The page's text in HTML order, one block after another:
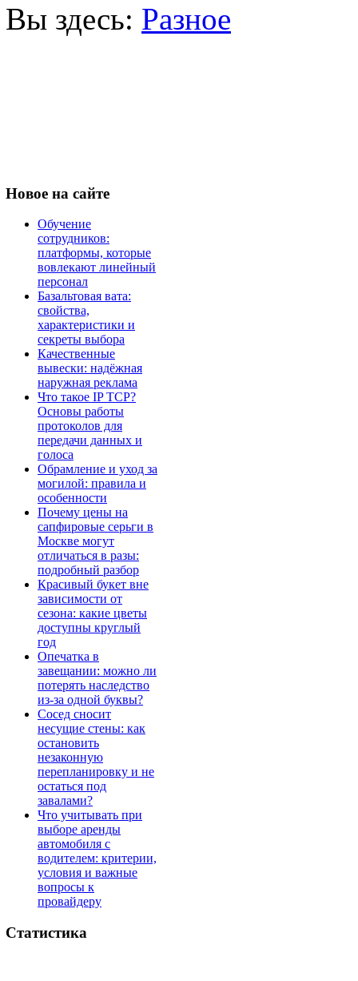
Вы здесь: Разное
Новое на сайте
Обучение
сотрудников:
платформы, которые
вовлекают линейный
персонал
Базальтовая вата:
свойства,
характеристики и
секреты выбора
Качественные
вывески: надёжная
наружная реклама
Что такое IP TCP?
Основы работы
протоколов для
передачи данных и
голоса
Обрамление и уход за
могилой: правила и
особенности
Почему цены на
сапфировые серьги в
Москве могут
отличаться в разы:
подробный разбор
Красивый букет вне
зависимости от
сезона: какие цветы
доступны круглый
год
Опечатка в
завещании: можно ли
потерять наследство
из-за одной буквы?
Сосед сносит
несущие стены: как
остановить
незаконную
перепланировку и не
остаться под
завалами?
Что учитывать при
выборе аренды
автомобиля с
водителем: критерии,
условия и важные
вопросы к
провайдеру
Статистика